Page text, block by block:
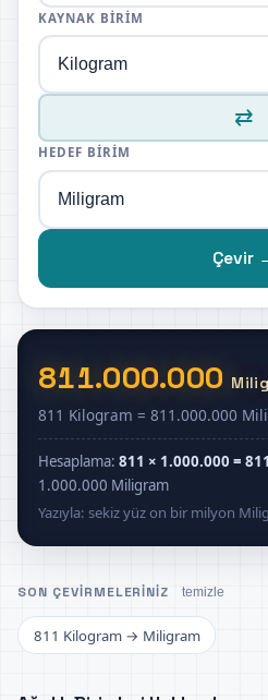
KAYNAK BIRIM
⇄
HEDEF BIRIM
Çevir
811.000.000
811 Kilogram = 811.000.000
Hesaplama:811 × 1.000.000 =
1.000.000 Miligram
Yazıyla: sekiz yüz on bir milyon
SON ÇEVIRMELERINIZ temizle
811 Kilogram → Miligram